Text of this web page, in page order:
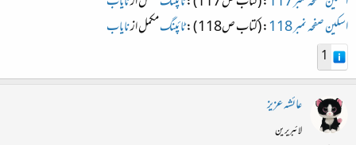
اسکین صفحہ نمبر 118
: (کتاب ص118 ) : ٹائپنگ مکمل ازنایاب
1
عائشہ عزیز
لائبریرین